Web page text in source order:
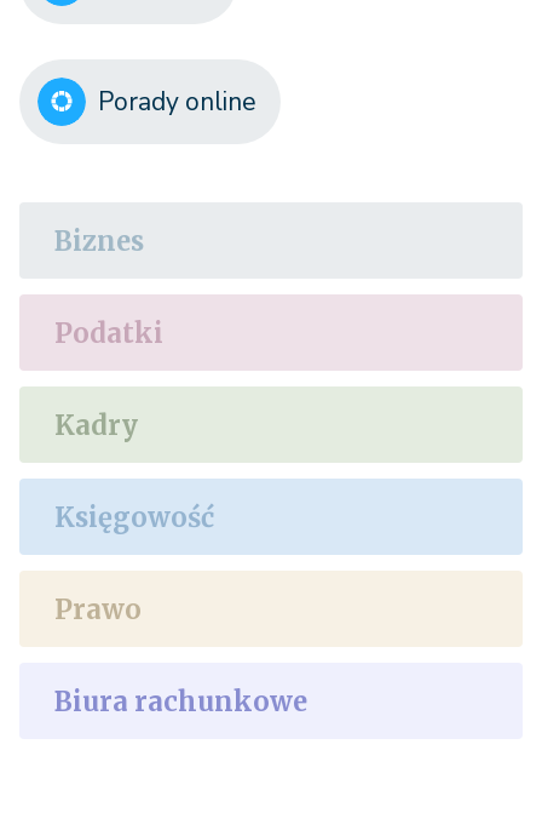
Porady online
Biznes
Podatki
Kadry
Księgowość
Prawo
Biura rachunkowe